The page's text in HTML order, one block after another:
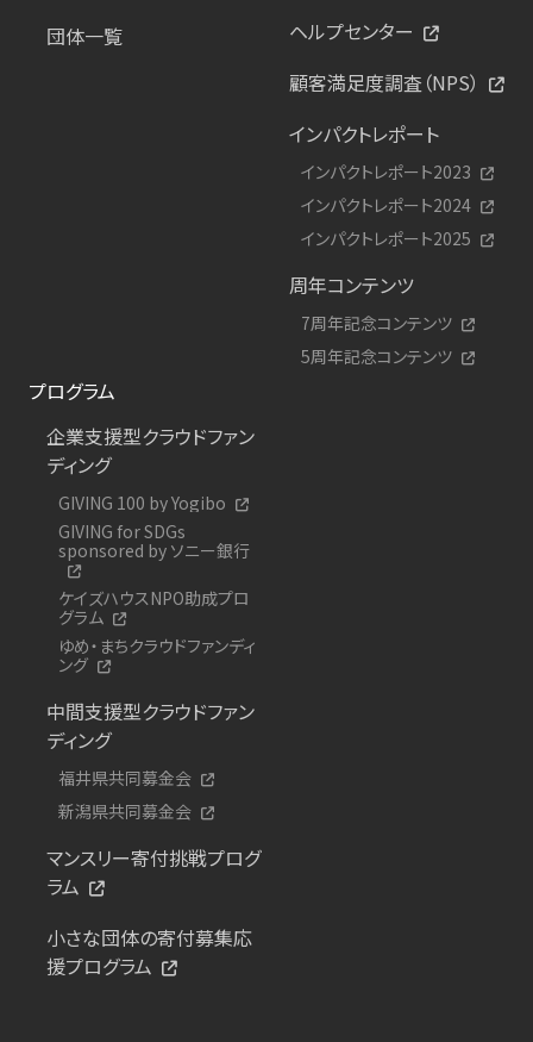
団体一覧
ヘルプセンター
顧客満足度調査（NPS）
インパクトレポート
インパクトレポート2023
インパクトレポート2024
インパクトレポート2025
周年コンテンツ
7周年記念コンテンツ
5周年記念コンテンツ
プログラム
企業支援型クラウドファン
ディング
GIVING 100 by Yogibo
GIVING for SDGs
sponsored by ソニー銀行
ケイズハウスNPO助成プロ
グラム
ゆめ・まちクラウドファンディ
ング
中間支援型クラウドファン
ディング
福井県共同募金会
新潟県共同募金会
マンスリー寄付挑戦プログ
ラム
小さな団体の寄付募集応
援プログラム